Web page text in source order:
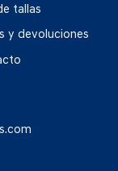
tallas
y devoluciones